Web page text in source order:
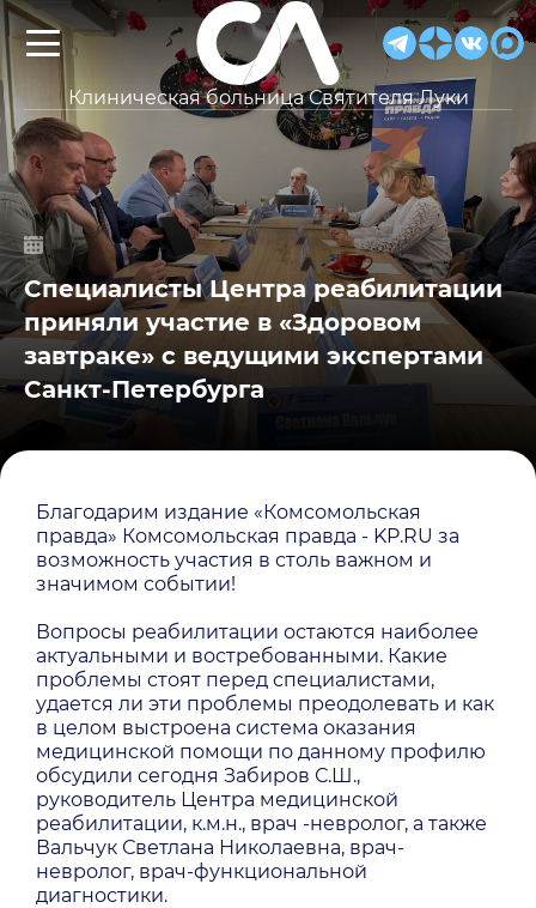
Клиническая больница Святителя Луки
Специалисты Центра реабилитации
приняли участие в «Здоровом
завтраке» с ведущими экспертами
Санкт-Петербурга
Благодарим издание «Комсомольская
правда» Комсомольская правда - KP.RU за
возможность участия в столь важном и
значимом событии!
Вопросы реабилитации остаются наиболее
актуальными и востребованными. Какие
проблемы стоят перед специалистами,
удается ли эти проблемы преодолевать и как
в целом выстроена система оказания
медицинской помощи по данному профилю
обсудили сегодня Забиров С.Ш.,
руководитель Центра медицинской
реабилитации, к.м.н., врач -невролог, а также
Вальчук Светлана Николаевна, врач-
невролог, врач-функциональной
диагностики.